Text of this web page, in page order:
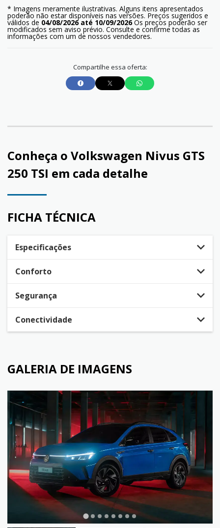
* Imagens meramente ilustrativas. Alguns itens apresentados
poderão não estar disponíveis nas versões. Preços sugeridos e
válidos de 04/08/2026 até 10/09/2026Os preços poderão ser
modificados sem aviso prévio. Consulte e confirme todas as
informações com um de nossos vendedores.
Compartilhe essa oferta:
Conheça o Volkswagen Nivus GTS
250 TSI em cada detalhe
FICHA TÉCNICA
Especificações
Conforto
Segurança
Conectividade
GALERIA DE IMAGENS